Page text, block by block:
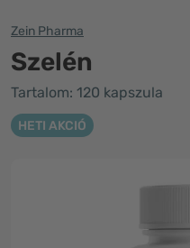
Zein Pharma
Szelén
Tartalom: 120 kapszula
HETI AKCIÓ